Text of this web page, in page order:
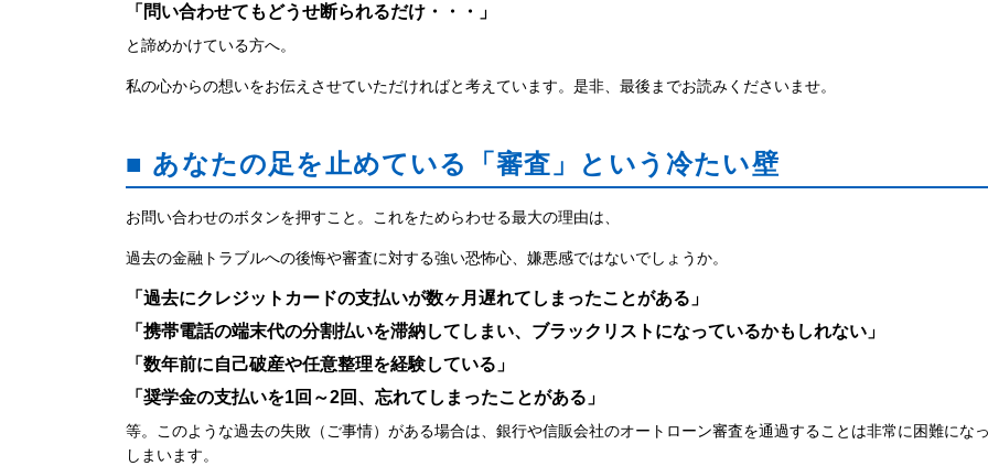
「問い合わせてもどうせ断られるだけ・・・」
と諦めかけている方へ。
私の心からの想いをお伝えさせていただければと考えています。是非、最後までお読みくださいませ。
■ あなたの足を止めている「審査」という冷たい壁
お問い合わせのボタンを押すこと。これをためらわせる最大の理由は、
過去の金融トラブルへの後悔や審査に対する強い恐怖心、嫌悪感ではないでしょうか。
「過去にクレジットカードの支払いが数ヶ月遅れてしまったことがある」
「携帯電話の端末代の分割払いを滞納してしまい、ブラックリストになっているかもしれない」
「数年前に自己破産や任意整理を経験している」
「奨学金の支払いを1回～2回、忘れてしまったことがある」
等。このような過去の失敗（ご事情）がある場合は、銀行や信販会社のオートローン審査を通過することは非常に困難にな
しまいます。